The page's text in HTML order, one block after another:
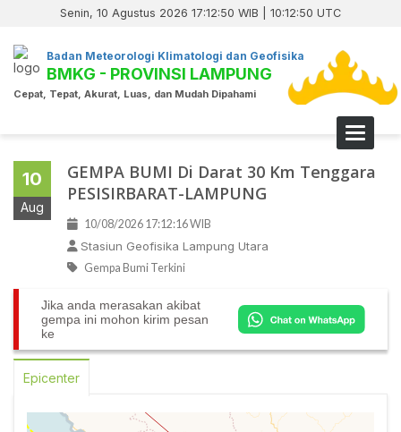
Senin, 10 Agustus 2026 17:12:51 WIB | 10:12:51 UTC
Badan Meteorologi Klimatologi dan Geofisika
BMKG - PROVINSI LAMPUNG
Cepat, Tepat, Akurat, Luas, dan Mudah Dipahami
Toggle
10
Aug
GEMPA BUMI Di Darat 30 Km Tenggara
PESISIRBARAT-LAMPUNG
10/08/2026 17:12:16 WIB
Stasiun Geofisika Lampung Utara
Gempa Bumi Terkini
Jika anda merasakan akibat
gempa ini mohon kirim pesan
ke
Epicenter